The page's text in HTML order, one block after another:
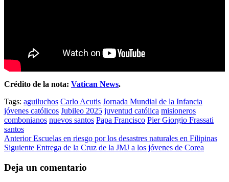
Crédito de la nota: Vatican News.
Tags: aguiluchos Carlo Acutis Jornada Mundial de la Infancia
jóvenes católicos Jubileo 2025 juventud católica misioneros
combonianos nuevos santos Papa Francisco Pier Giorgio Frassati
santos
Post
navigation
AnteriorEscuelas en riesgo por los desastres naturales en Filipinas
Siguiente Entrega de la Cruz de la JMJ a los jóvenes de Corea
Deja un comentario